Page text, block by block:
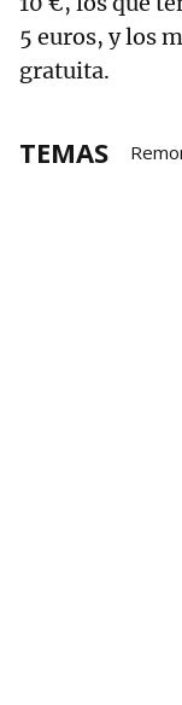
5 euros, y los
gratuita.
TEMAS